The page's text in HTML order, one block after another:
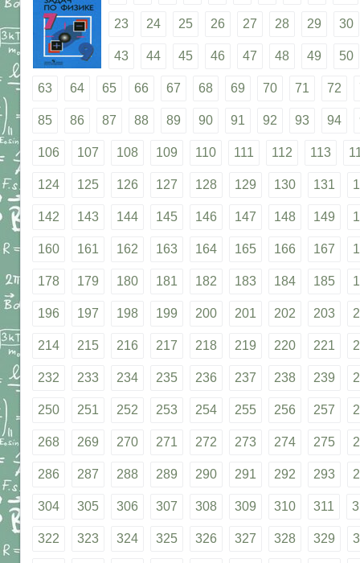
23 24 25 26 27 28 29 30
43 44 45 46 47 48 49 50
63 64 65 66 67 68 69 70 71 72
85 86 87 88 89 90 91 92 93 94
106 107 108 109 110 111 112 113
124 125 126 127 128 129 130 131
142 143 144 145 146 147 148 149
160 161 162 163 164 165 166 167
178 179 180 181 182 183 184 185
196 197 198 199 200 201 202 203
214 215 216 217 218 219 220 221
232 233 234 235 236 237 238 239
250 251 252 253 254 255 256 257
268 269 270 271 272 273 274 275
286 287 288 289 290 291 292 293
304 305 306 307 308 309 310 311
322 323 324 325 326 327 328 329